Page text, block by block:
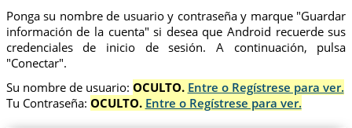
Ponga su nombre de usuario y contraseña y marque "Guardar
información de la cuenta" si desea que Android recuerde sus
credenciales de inicio de sesión. A continuación, pulsa
"Conectar".
Su nombre de usuario: OCULTO. Entre o Regístrese para ver.
Tu Contraseña: OCULTO. Entre o Regístrese para ver.